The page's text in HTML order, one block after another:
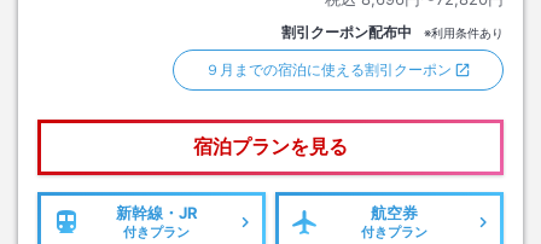
割引クーポン配布中 ※利用条件あり
９月までの宿泊に使える割引クーポン
宿泊プランを見る
新幹線・JR
付きプラン
航空券
付きプラン